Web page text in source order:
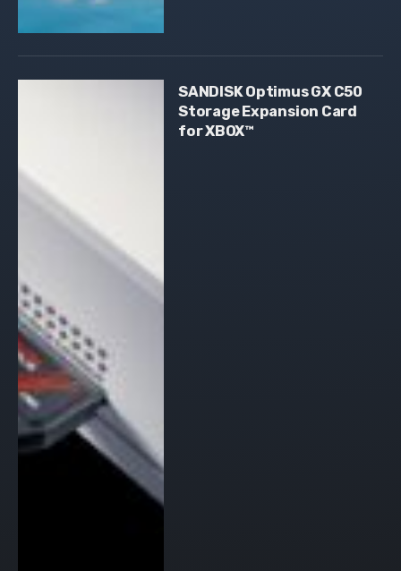
SANDISK Optimus GX C50
Storage Expansion Card
for XBOX™